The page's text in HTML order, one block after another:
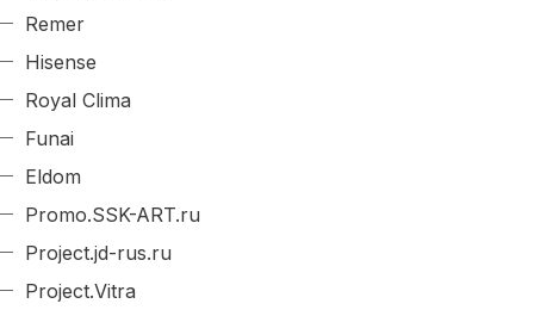
Remer
Hisense
Royal Clima
Funai
Eldom
Promo.SSK-ART.ru
Project.jd-rus.ru
Project.Vitra